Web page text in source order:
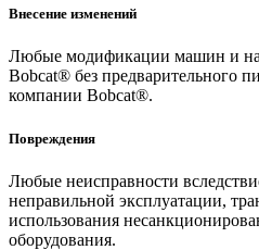
Внесение изменений
Любые модификации машин и
Bobcat® без предварительного
компании Bobcat®.
Повреждения
Любые неисправности
неправильной эксплуатации,
использования
оборудования.